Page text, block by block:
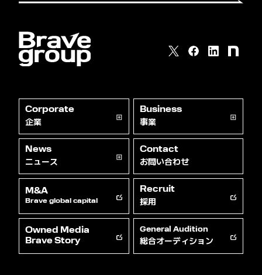
Corporate
企業
Business
事業
News
ニュース
Contact
お問い合わせ
M&A
Brave global capital
Recruit
採用
Owned Media
Brave Story
General Audition
総合オーディション